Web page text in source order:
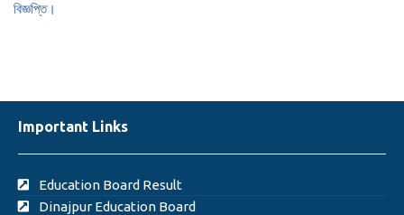
বিজ্ঞপ্তি।
Important Links
Education Board Result
Dinajpur Education Board